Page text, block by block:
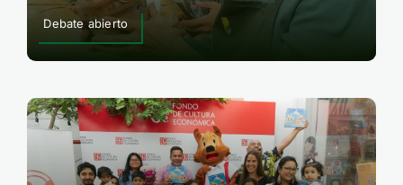
Debate abierto